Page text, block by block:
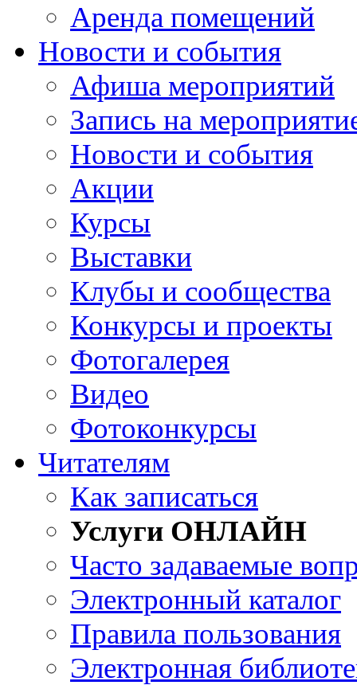
Аренда помещений
Новости и события
Афиша мероприятий
Запись на
Новости и события
Акции
Курсы
Выставки
Клубы и сообщества
Конкурсы и проекты
Фотогалерея
Видео
Фотоконкурсы
Читателям
Как записаться
Услуги ОНЛАЙН
Часто задаваемые
Электронный каталог
Правила пользования
Электронная